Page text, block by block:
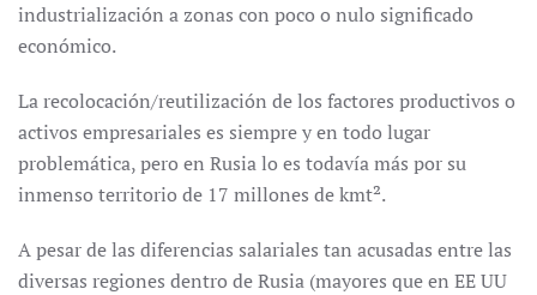
industrialización a zonas con poco o nulo significado
económico.
La recolocación/reutilización de los factores productivos o
activos empresariales es siempre y en todo lugar
problemática, pero en Rusia lo es todavía más por su
inmenso territorio de 17 millones de kmt².
A pesar de las diferencias salariales tan acusadas entre las
diversas regiones dentro de Rusia (mayores que en EE UU